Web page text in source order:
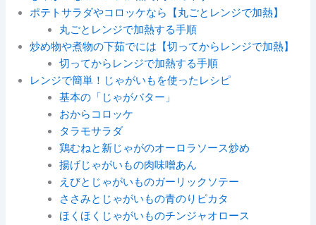
ポテトサラダやコロッケなら【丸ごとレンジで加熱】
丸ごとレンジで加熱する手順
炒め物や煮物の下茹でには【切ってからレンジで加熱】
切ってからレンジで加熱する手順
レンジで簡単！じゃがいもを使ったレシピ
基本の「じゃがバター」
おからコロッケ
タラモサラダ
鶏むねと新じゃがのオーロラソース炒め
揚げじゃがいもの肉味噌あん
えびとじゃがいものガーリックソテー
ささみとじゃがいもの青のりピカタ
ほくほくじゃがいものチンジャオロース